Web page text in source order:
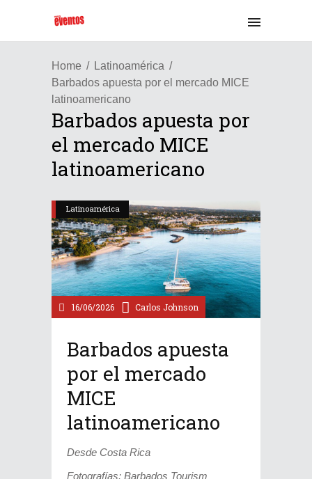
Home
Latinoamérica
Barbados apuesta por el mercado MICE
latinoamericano
Barbados apuesta por
el mercado MICE
latinoamericano
Latinoamérica
16/06/2026 Carlos Johnson
Barbados apuesta
por el mercado
MICE
latinoamericano
Desde Costa Rica
Fotografías: Barbados Tourism